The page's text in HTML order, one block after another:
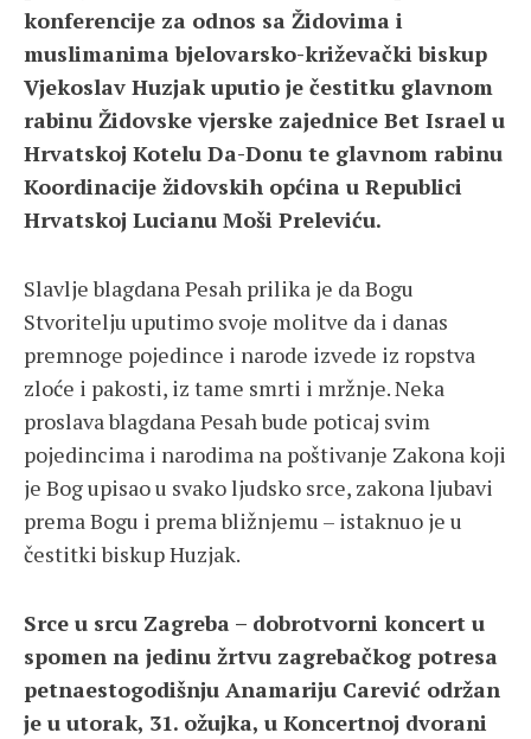
konferencije za odnos sa Židovima i
muslimanima bjelovarsko-križevački biskup
Vjekoslav Huzjak uputio je čestitku glavnom
rabinu Židovske vjerske zajednice Bet Israel u
Hrvatskoj Kotelu Da-Donu te glavnom rabinu
Koordinacije židovskih općina u Republici
Hrvatskoj Lucianu Moši Preleviću.
Slavlje blagdana Pesah prilika je da Bogu
Stvoritelju uputimo svoje molitve da i danas
premnoge pojedince i narode izvede iz ropstva
zloće i pakosti, iz tame smrti i mržnje. Neka
proslava blagdana Pesah bude poticaj svim
pojedincima i narodima na poštivanje Zakona koji
je Bog upisao u svako ljudsko srce, zakona ljubavi
prema Bogu i prema bližnjemu – istaknuo je u
čestitki biskup Huzjak.
Srce u srcu Zagreba – dobrotvorni koncert u
spomen na jedinu žrtvu zagrebačkog potresa
petnaestogodišnju Anamariju Carević održan
je u utorak, 31. ožujka, u Koncertnoj dvorani